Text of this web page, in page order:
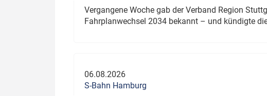
Vergangene Woche gab der Verband Region
Fahrplanwechsel 2034 bekannt – und kündigte
06.08.2026
S-Bahn Hamburg